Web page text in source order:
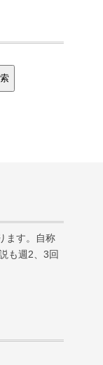
ます。自称
も週 2 3回